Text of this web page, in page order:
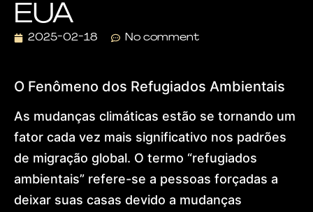
European
&
Dubai
&
Expansion
EUA
2025-02-18 No comment
O Fenômeno dos Refugiados Ambientais
As mudanças climáticas estão se tornando um
fator cada vez mais significativo nos padrões
de migração global. O termo “refugiados
ambientais” refere-se a pessoas forçadas a
deixar suas casas devido a mudanças